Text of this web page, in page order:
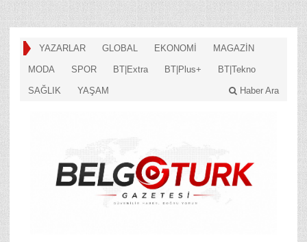
YAZARLAR GLOBAL EKONOMİ MAGAZİN
MODA SPOR BT|Extra BT|Plus+ BT|Tekno
SAĞLIK YAŞAM Haber Ara